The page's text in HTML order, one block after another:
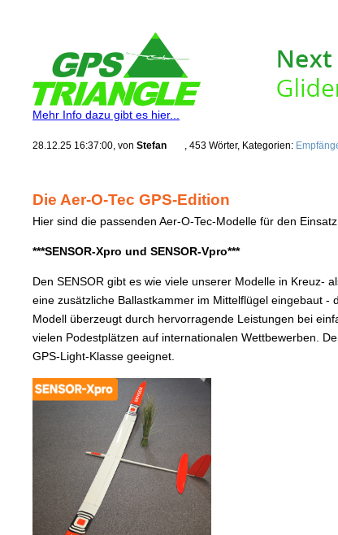
Mehr Info dazu gibt es hier...
28.12.25 16:37:00, von Stefan , 453 Wörter, Kategorien:
Die Aer-O-Tec GPS-Edition
Hier sind die passenden Aer-O-Tec-Modelle für den
***SENSOR-Xpro und SENSOR-Vpro***
Den SENSOR gibt es wie viele unserer Modelle in Kreuz-
eine zusätzliche Ballastkammer im Mittelflügel eingebaut
Modell überzeugt durch hervorragende Leistungen bei
vielen Podestplätzen auf internationalen Wettbewerben.
GPS-Light-Klasse geeignet.